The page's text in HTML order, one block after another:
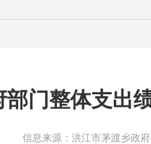
门整体支出
信息来源：洪江市茅渡乡政府